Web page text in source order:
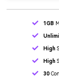
1GB
High
High
30